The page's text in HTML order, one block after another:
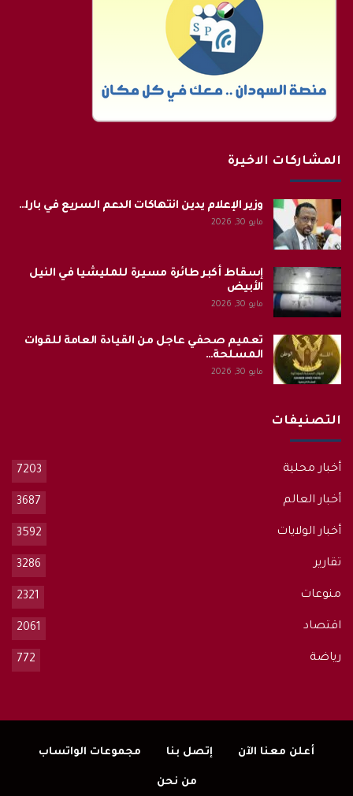
المشاركات الاخيرة
وزير الإعلام يدين انتهاكات الدعم السريع في بارا…
مايو 30, 2026
إسقاط أكبر طائرة مسيرة للمليشيا في النيل
الأبيض
مايو 30, 2026
تعميم صحفي عاجل من القيادة العامة للقوات
المسلحة…
مايو 30, 2026
التصنيفات
أخبار محلية 7203
أخبار العالم 3687
أخبار الولايات 3592
تقارير 3286
منوعات 2321
اقتصاد 2061
رياضة 772
أعلن معنا الآن إتصل بنا مجموعات الواتساب
من نحن